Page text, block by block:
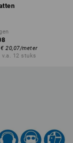
€ 20,07/meter
12 stuks